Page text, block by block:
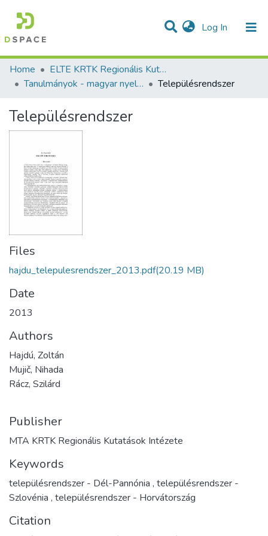
Log In (current)
Statistics
Communities & Collections
All of DSpace
Home
ELTE KRTK Regionális Kutatások Intézete
Tanulmányok - magyar nyelvű (RKI)
Településrendszer
Településrendszer
Files
hajdu_telepulesrendszer_2013.pdf(20.19 MB)
Date
2013
Authors
Hajdú, Zoltán
Mujič, Nihada
Rácz, Szilárd
Publisher
MTA KRTK Regionális Kutatások Intézete
Keywords
településrendszer - Dél-Pannónia , településrendszer -
Szlovénia , településrendszer - Horvátország
Citation